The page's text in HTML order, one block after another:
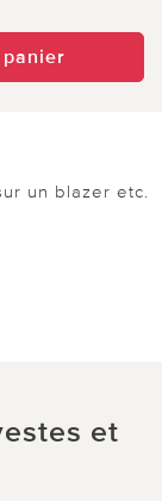
un blazer etc.
et